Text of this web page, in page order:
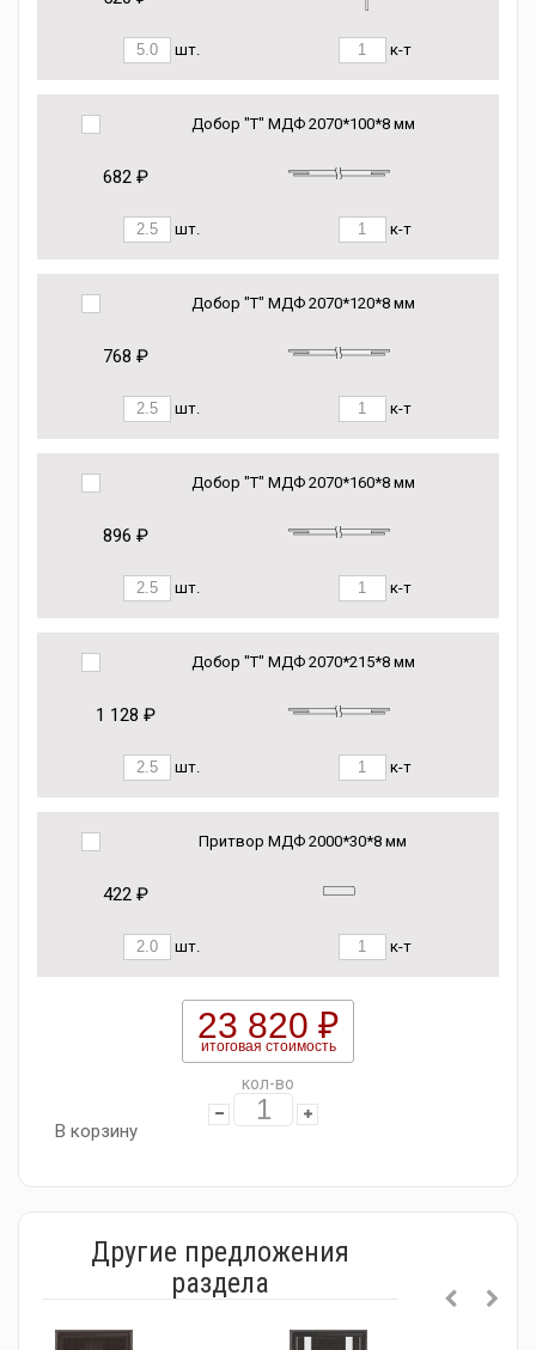
шт. к-т
Добор "Т" МДФ 2070*100*8 мм
682 ₽
шт. к-т
Добор "Т" МДФ 2070*120*8 мм
768 ₽
шт. к-т
Добор "Т" МДФ 2070*160*8 мм
896 ₽
шт. к-т
Добор "Т" МДФ 2070*215*8 мм
1 128 ₽
шт. к-т
Притвор МДФ 2000*30*8 мм
422 ₽
шт. к-т
23 820 ₽
итоговая стоимость
кол-во
В корзину
Другие предложения
раздела